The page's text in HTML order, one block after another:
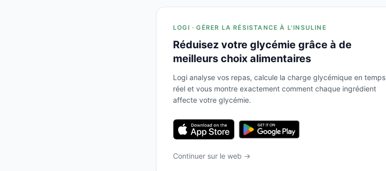
LOGI · GÉRER LA RÉSISTANCE À L'INSULINE
Réduisez votre glycémie grâce à de
meilleurs choix alimentaires
Logi analyse vos repas, calcule la charge glycémique en temps
réel et vous montre exactement comment chaque ingrédient
affecte votre glycémie.
Continuer sur le web →